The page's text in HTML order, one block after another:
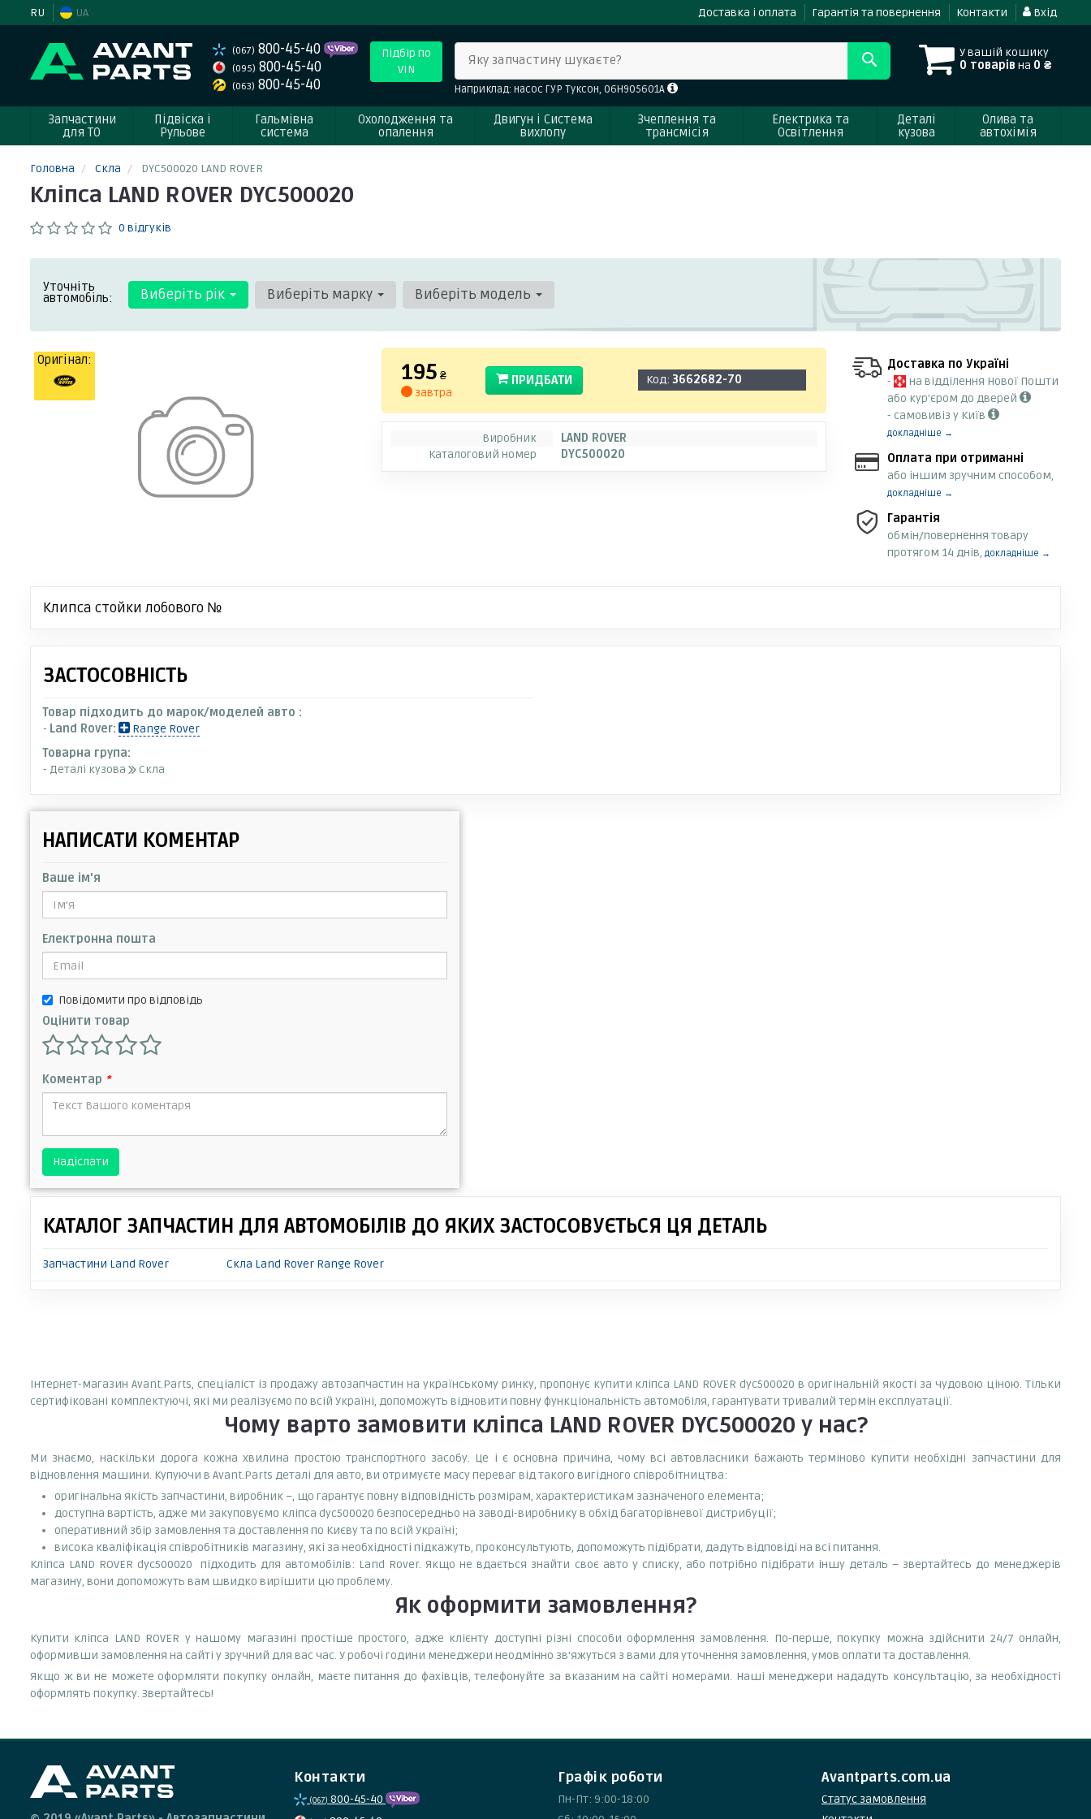
RU UA Доставка і оплата Гарантія та повернення Контакти Вхід
(067) 800-45-40
(095) 800-45-40
(063) 800-45-40
Підбір по
VIN
У вашій кошику
0 товарів на 0 ₴
Яку запчастину шукаєте?
Наприклад: насос ГУР Туксон, 06H905601A
Запчастини
для ТО
Підвіска і
Рульове
Гальмівна
система
Охолодження та
опалення
Двигун і Система
вихлопу
Зчеплення та
трансмісія
Електрика та
Освітлення
Деталі
кузова
Олива та
автохімія
Головна Скла DYC500020 LAND ROVER
Кліпса LAND ROVER DYC500020
0 відгуків
Уточніть
автомобіль: Виберіть рік Виберіть марку Виберіть модель
Оригінал: 195 ₴
завтра
ПРИДБАТИ Код:3662682-70
Виробник
LAND ROVER
Каталоговий номер
DYC500020
Доставка по Україні
-
на відділення Нової Пошти
або кур'єром до дверей
- самовивіз у Київ
докладніше →
Оплата при отриманні
або іншим зручним способом,
докладніше →
Гарантія
обмін/повернення товару
протягом 14 днів,докладніше →
Клипса стойки лобового №
ЗАСТОСОВНІСТЬ
Товар підходить до марок/моделей авто :
- Land Rover:
Range Rover
Товарна група:
- Деталі кузова
Скла
НАПИСАТИ КОМЕНТАР
Ваше ім'я
Електронна пошта
Повідомити про відповідь
Оцінити товар
Коментар *
Надіслати
КАТАЛОГ ЗАПЧАСТИН ДЛЯ АВТОМОБІЛІВ ДО ЯКИХ ЗАСТОСОВУЄТЬСЯ ЦЯ ДЕТАЛЬ
Запчастини Land Rover Скла Land Rover Range Rover
Інтернет-магазин Avant.Parts, спеціаліст із продажу автозапчастин на українському ринку, пропонує купити кліпса LAND ROVER dyc500020 в оригінальній якості за чудовою ціною. Тільки
сертифіковані комплектуючі, які ми реалізуємо по всій Україні, допоможуть відновити повну функціональність автомобіля, гарантувати тривалий термін експлуатації.
Чому варто замовити кліпса LAND ROVER DYC500020 у нас?
Ми знаємо, наскільки дорога кожна хвилина простою транспортного засобу. Це і є основна причина, чому всі автовласники бажають терміново купити необхідні запчастини для
відновлення машини. Купуючи в Avant.Parts деталі для авто, ви отримуєте масу переваг від такого вигідного співробітництва:
оригінальна якість запчастини, виробник –, що гарантує повну відповідність розмірам, характеристикам зазначеного елемента;
доступна вартість, адже ми закуповуємо кліпса dyc500020 безпосередньо на заводі-виробнику в обхід багаторівневої дистрибуції;
оперативний збір замовлення та доставлення по Києву та по всій Україні;
висока кваліфікація співробітників магазину, які за необхідності підкажуть, проконсультують, допоможуть підібрати, дадуть відповіді на всі питання.
Кліпса LAND ROVER dyc500020 підходить для автомобілів: Land Rover. Якщо не вдається знайти своє авто у списку, або потрібно підібрати іншу деталь – звертайтесь до менеджерів
магазину, вони допоможуть вам швидко вирішити цю проблему.
Як оформити замовлення?
Купити кліпса LAND ROVER у нашому магазині простіше простого, адже клієнту доступні різні способи оформлення замовлення. По-перше, покупку можна здійснити 24/7 онлайн,
оформивши замовлення на сайті у зручний для вас час. У робочі години менеджери неодмінно зв'яжуться з вами для уточнення замовлення, умов оплати та доставлення.
Якщо ж ви не можете оформляти покупку онлайн, маєте питання до фахівців, телефонуйте за вказаним на сайті номерами. Наші менеджери нададуть консультацію, за необхідності
оформлять покупку. Звертайтесь!
Контакти
(067) 800-45-40
Графік роботи
Пн-Пт: 9:00-18:00
Avantparts.com.ua
Статус замовлення